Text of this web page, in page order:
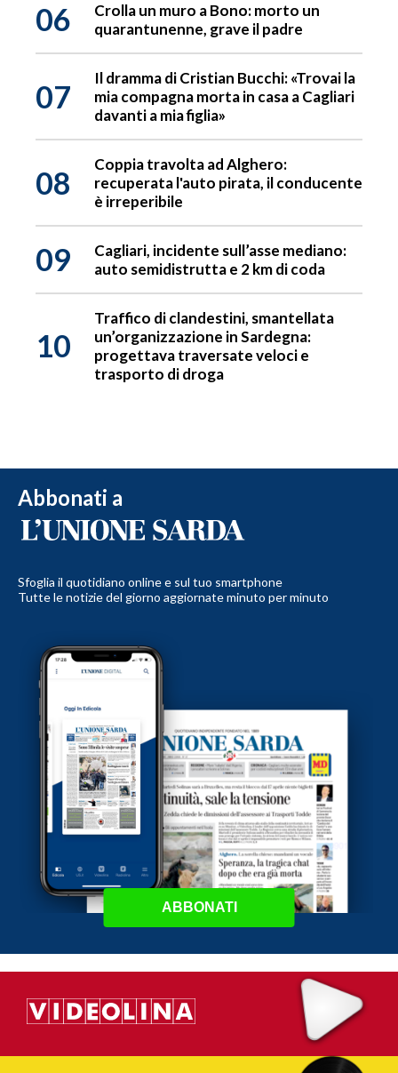
06
Crolla un muro a Bono: morto un
quarantunenne, grave il padre
07
Il dramma di Cristian Bucchi: «Trovai la
mia compagna morta in casa a Cagliari
davanti a mia figlia»
08
Coppia travolta ad Alghero:
recuperata l'auto pirata, il conducente
è irreperibile
09
Cagliari, incidente sull’asse mediano:
auto semidistrutta e 2 km di coda
10
Traffico di clandestini, smantellata
un’organizzazione in Sardegna:
progettava traversate veloci e
trasporto di droga
Abbonati a
Sfoglia il quotidiano online e sul tuo smartphone
Tutte le notizie del giorno aggiornate minuto per minuto
ABBONATI